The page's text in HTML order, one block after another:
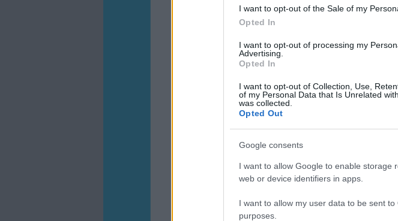
I want to opt-out of the Sale of my
Opted In
I want to opt-out of processing my
Advertising.
Opted In
I want to opt-out of Collection, Use,
of my Personal Data that Is Unrelated
was collected.
Opted Out
Google consents
I want to allow Google to enable storage
web or device identifiers in apps.
I want to allow my user data to be sent
purposes.